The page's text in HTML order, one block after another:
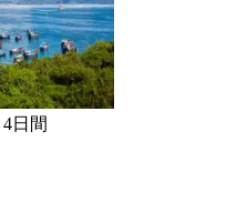
4日間